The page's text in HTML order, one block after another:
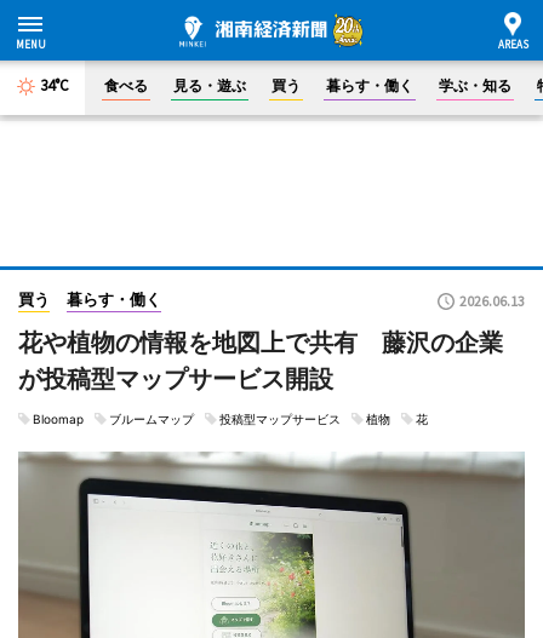
34°C 食べる 見る・遊ぶ 買う 暮らす・働く 学ぶ・知る
買う 暮らす・働く 2026.06.13
花や植物の情報を地図上で共有 藤沢の企業
が投稿型マップサービス開設
Bloomap ブルームマップ 投稿型マップサービス 植物 花